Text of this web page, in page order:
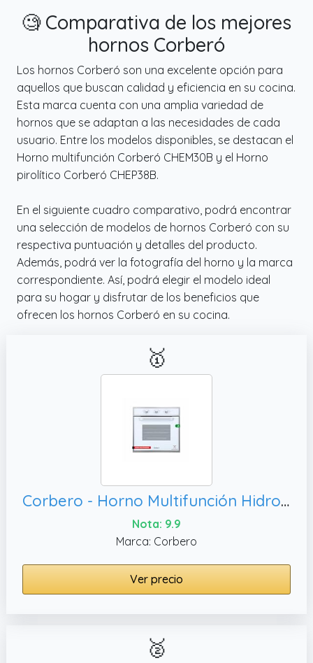
🧐 Comparativa de los mejores
hornos Corberó
Los hornos Corberó son una excelente opción para
aquellos que buscan calidad y eficiencia en su cocina.
Esta marca cuenta con una amplia variedad de
hornos que se adaptan a las necesidades de cada
usuario. Entre los modelos disponibles, se destacan el
Horno multifunción Corberó CHEM30B y el Horno
pirolítico Corberó CHEP38B.
En el siguiente cuadro comparativo, podrá encontrar
una selección de modelos de hornos Corberó con su
respectiva puntuación y detalles del producto.
Además, podrá ver la fotografía del horno y la marca
correspondiente. Así, podrá elegir el modelo ideal
para su hogar y disfrutar de los beneficios que
ofrecen los hornos Corberó en su cocina.
🥇
Corbero - Horno Multifunción Hidrolítico 65L | CCHM703W | Limpieza Hidrólisis | 8 Programas | (L)59.5 x (A)59.5x57.5 (H) cm | Luz Interior | Puerta Doble Cristal | 3000W Potencia | Blanco perfil inox
Nota: 9.9
Marca: Corbero
Ver precio
🥈